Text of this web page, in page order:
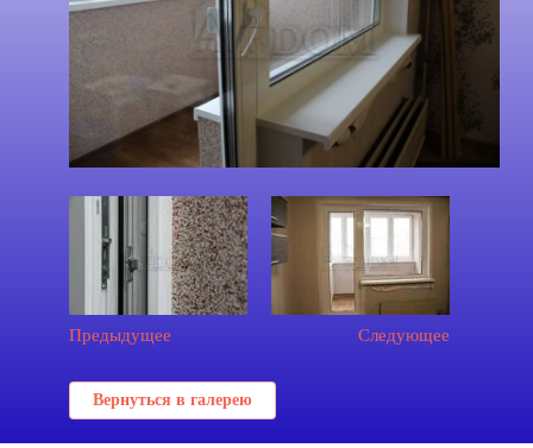
Предыдущее Следующее
Вернуться в галерею